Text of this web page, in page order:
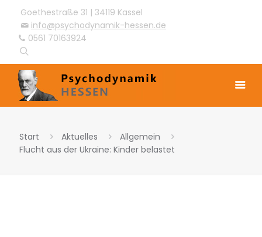
Goethestraße 31 | 34119 Kassel
info@psychodynamik-hessen.de
0561 70163924
Start Aktuelles
Allgemein
Flucht aus der Ukraine: Kinder belastet